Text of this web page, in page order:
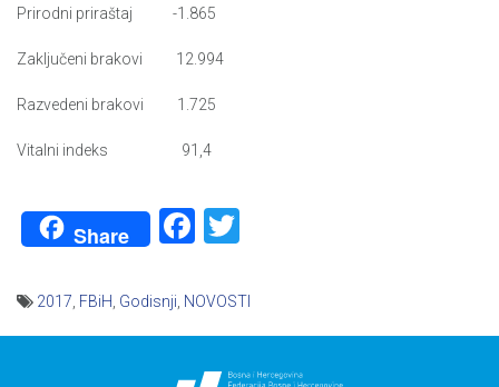
Prirodni priraštaj -1.865
Zaključeni brakovi 12.994
Razvedeni brakovi 1.725
Vitalni indeks 91,4
Share Facebook
2017 FBiH Godisnji NOVOSTI